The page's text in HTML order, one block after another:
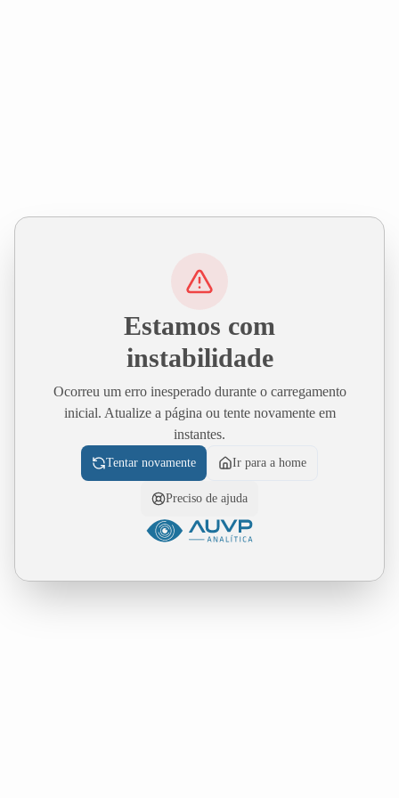
Estamos com
instabilidade
Ocorreu um erro inesperado durante o carregamento
inicial. Atualize a página ou tente novamente em
instantes.
Tentar novamente Ir para a home
Preciso de ajuda